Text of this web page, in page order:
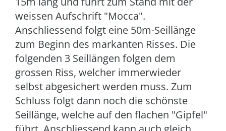
weissen Aufschrift "Mocca".
Anschliessend folgt eine 50m-Seillänge
zum Beginn des markanten Risses. Die
folgenden 3 Seillängen folgen dem
grossen Riss, welcher immerwieder
selbst abgesichert werden muss. Zum
Schluss folgt dann noch die schönste
Seillänge, welche auf den flachen "Gipfel"